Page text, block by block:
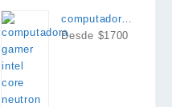
computadora
intel i7
Desde $1700